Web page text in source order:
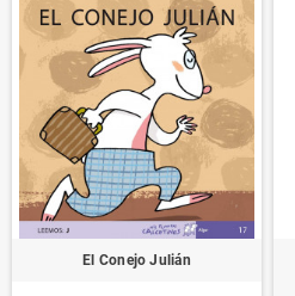
El Conejo Julián